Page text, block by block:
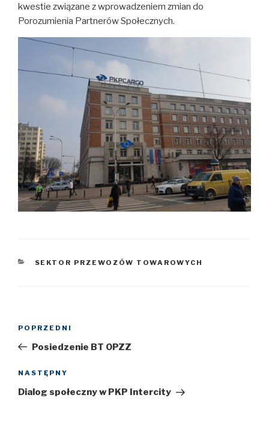
kwestie związane z wprowadzeniem zmian do
Porozumienia Partnerów Społecznych.
KATEGORIE
SEKTOR PRZEWOZÓW TOWAROWYCH
Nawigacja
Poprzedni
wpis
POPRZEDNI
Posiedzenie BT OPZZ
Następny
wpis
NASTĘPNY
Dialog społeczny w PKP Intercity